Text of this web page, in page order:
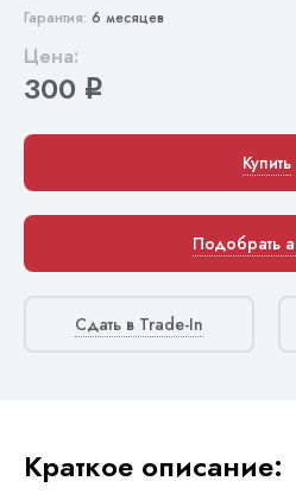
Гарантия: 6 месяцев
Цена:
300 q
Купить
Подобрать
Сдать в Trade-In
Краткое описание: